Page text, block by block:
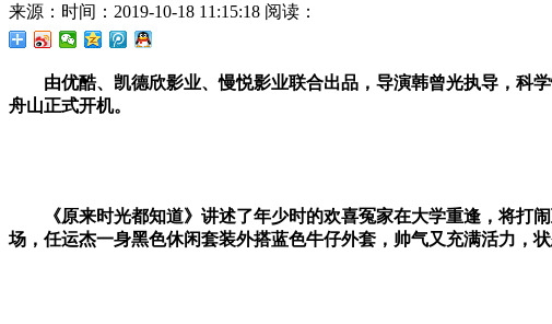
来源： 时间：2019-10-18 11:15:18 阅读：
由优酷、凯德欣影业、慢悦影业联合出品， 导演韩曾光执导，科
舟山正式开机。
《原来时光都知道》讲述了年少时的欢喜冤家在大学重逢，将打
场，任运杰一身黑色休闲套装外搭蓝色牛仔外套，帅气又充满活力，状